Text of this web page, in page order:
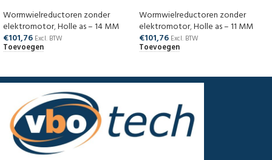
Wormwielreductoren zonder
elektromotor,Holle as – 14 MM
€101,76 Excl. BTW
Toevoegen
Wormwielreductoren zonder
elektromotor,Holle as – 11 MM
€101,76 Excl. BTW
Toevoegen